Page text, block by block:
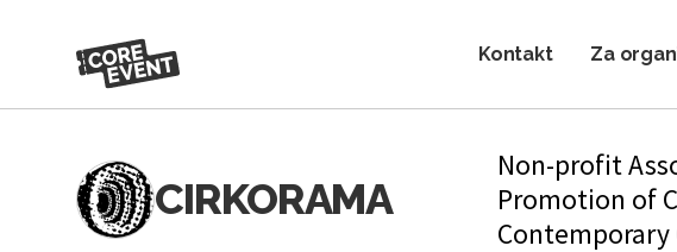
Kontakt Za
CIRKORAMA
Non-profit
Promotion of
Contemporary